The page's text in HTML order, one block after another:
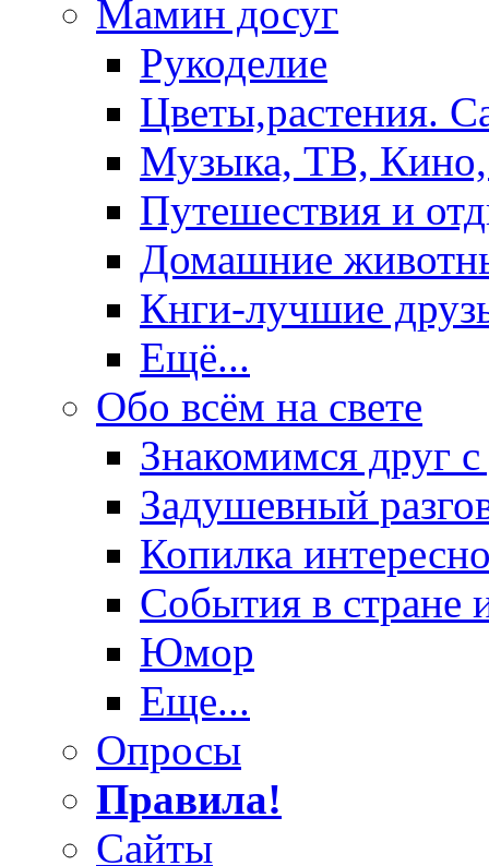
Мамин досуг
Рукоделие
Цветы,растения.
Музыка, ТВ,
Путешествия и
Домашние
Кнги-лучшие
Ещё...
Обо всём на свете
Знакомимся друг
Задушевный
Копилка
События в стране
Юмор
Еще...
Опросы
Правила!
Сайты